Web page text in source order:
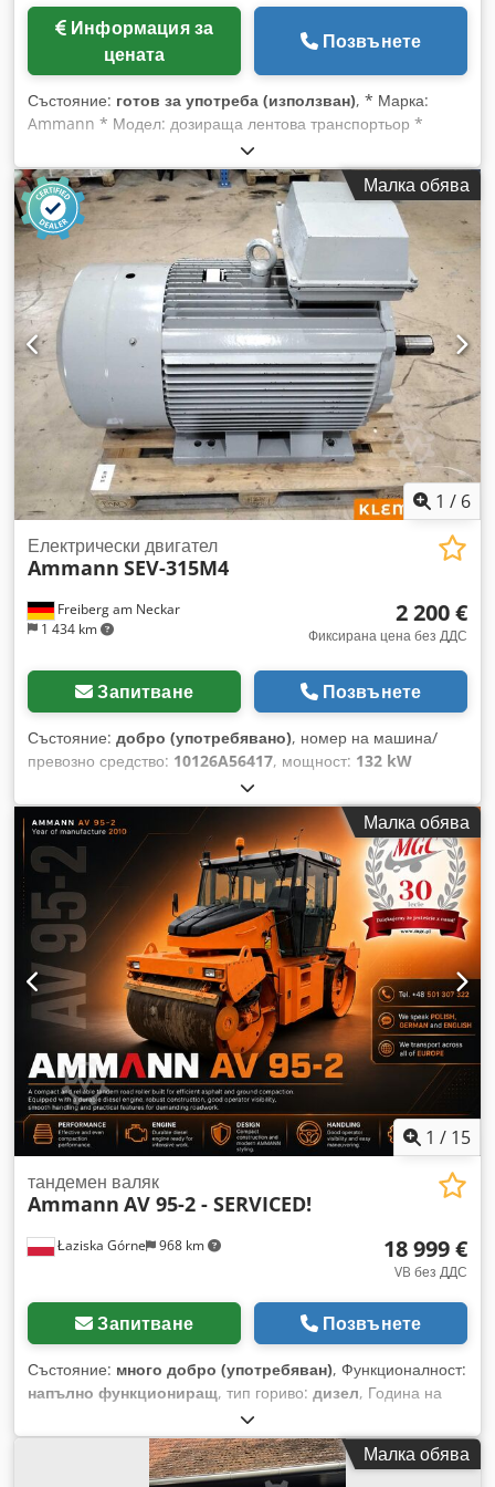
Информация за
цената
Позвънете
Състояние: готов за употреба (използван), * Марка:
Ammann * Модел: дозираща лентова транспортьор *
Дължина A-A: 1700 мм * Ширина на лентата: 650 мм *
Задвижване: 1,5 kW редуктор Dkjdjywm I Nepfx Adxjr * На
склад: 6 броя.
Малка обява
1 / 6
Freiberg am Neckar
1 434 km
Електрически двигател
Ammann SEV-315M4
2 200 €
Фиксирана цена без ДДС
Запитване Позвънете
Състояние: добро (употребявано), номер на машина/
превозно средство: 10126A56417, мощност: 132 kW
, скорост на въртене (мин.):
входящо напрежение:400 V, входящ ток:228 A, общо
тегло:1 020 кг , обща дължина:1 200 мм, обща ширина:
800 мм, обща височина:1 100 мм, AMMANN мотор, тип
SEV-315M4 Технически спецификации: Модел: SEV-315M4
Производител: AMMANN Номинална мощност: 132 kW
Работно напрежение при 50 Hz: 400 V Номинални обороти:
1.490 об/мин За повече подробности вижте снимките и
табелката на мотора. Състояние: Употребяван, рециклиран
складов артикул. Dsdpfx Aett Auuedxekr Комплектност на
доставката: 1 европалет с 1 мотор.
Малка обява
1 / 15
Łaziska Górne 968 km
тандемен валяк
Ammann AV 95-2 - SERVICED!
18 999 €
VB без ДДС
Запитване Позвънете
Състояние: много добро (употребяван), Функционалност:
напълно функциониращ, тип гориво: дизел, Година на
, часове на работа:
Оборудване:бордови компютър, допълнителни
фарове, задвижване на всички колела, ниско ниво на
Малка обява